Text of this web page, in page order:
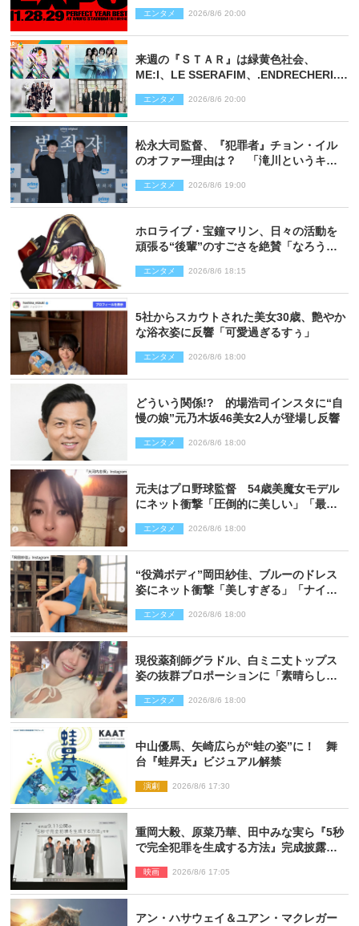
エンタメ 2026/8/6 20:00
来週の『ＳＴＡＲ』は緑黄色社会、
ME:I、LE SSERAFIM、.ENDRECHERI.が
エンタメ 2026/8/6 20:00
松永大司監督、『犯罪者』チョン・イル
のオファー理由は？ 「滝川というキャ
かった」
エンタメ 2026/8/6 19:00
ホロライブ・宝鐘マリン、日々の活動を
頑張る“後輩”のすごさを絶賛「なろう系
エンタメ 2026/8/6 18:15
5社からスカウトされた美女30歳、艶やか
な浴衣姿に反響「可愛過ぎるすぅ」
エンタメ 2026/8/6 18:00
どういう関係!? 的場浩司インスタに“自
慢の娘”元乃木坂46美女2人が登場し反響
エンタメ 2026/8/6 18:00
元夫はプロ野球監督 54歳美魔女モデル
にネット衝撃「圧倒的に美しい」「最強
エンタメ 2026/8/6 18:00
“役満ボディ”岡田紗佳、ブルーのドレス
姿にネット衝撃「美しすぎる」「ナイ
エンタメ 2026/8/6 18:00
現役薬剤師グラドル、白ミニ丈トップス
姿の抜群プロポーションに「素晴らしす
エンタメ 2026/8/6 18:00
中山優馬、矢崎広らが“蛙の姿”に！ 舞
台『蛙昇天』ビジュアル解禁
演劇 2026/8/6 17:30
重岡大毅、原菜乃華、田中みな実ら『5秒
で完全犯罪を生成する方法』完成披露に
映画 2026/8/6 17:05
アン・ハサウェイ＆ユアン・マクレガー